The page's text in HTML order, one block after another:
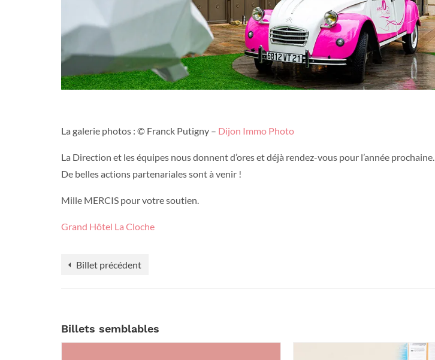
La galerie photos : © Franck Putigny – Dijon Immo Photo
La Direction et les équipes nous donnent d’ores et déjà rendez-vous pour l’année prochaine.
De belles actions partenariales sont à venir !
Mille MERCIS pour votre soutien.
Grand Hôtel La Cloche
Billet précédent
Billets semblables